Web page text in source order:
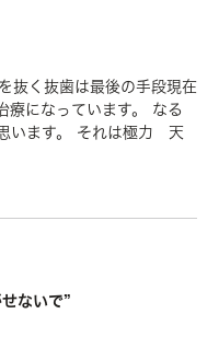
抜く抜歯は最後の手段現在
療になっています。 なる
います。 それは極力 天
ないで”